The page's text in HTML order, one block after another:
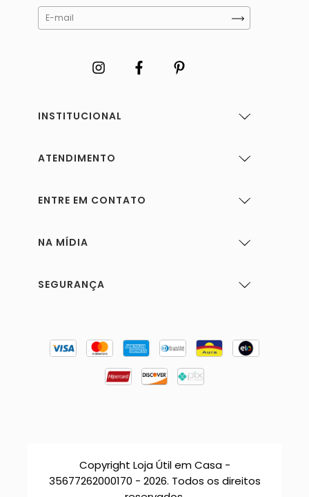
INSTITUCIONAL
ATENDIMENTO
ENTRE EM CONTATO
NA MÍDIA
SEGURANÇA
Copyright Loja Útil em Casa -
35677262000170 - 2026. Todos os direitos